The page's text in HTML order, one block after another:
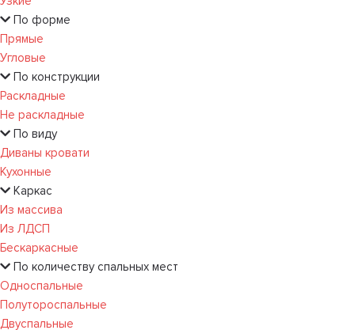
По форме
Прямые
Угловые
По конструкции
Раскладные
Не раскладные
По виду
Диваны кровати
Кухонные
Каркас
Из массива
Из ЛДСП
Бескаркасные
По количеству спальных мест
Односпальные
Полутороспальные
Двуспальные